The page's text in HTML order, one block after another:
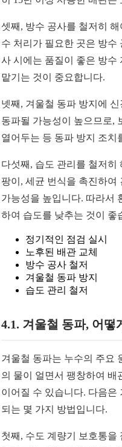
셋째, 방수 공사를 철저히
수 처리가 필요한 곳은 방수
사 시에는 품질이 좋은 방수
맡기는 것이 중요합니다.
넷째, 겨울철 동파 방지에
동파될 가능성이 높으므로,
열어두는 등 동파 방지 조치
다섯째, 습도 관리를 철저히
팡이, 세균 번식을 촉진하여
가능성을 높입니다. 따라서
하여 습도를 낮추는 것이 좋
정기적인 점검 실시
노후된 배관 교체
방수 공사 철저
겨울철 동파 방지
습도 관리 철저
4.1. 겨울철 동파, 어떻
겨울철 동파는 누수의 주요
의 물이 얼면서 팽창하여 배
이어질 수 있습니다. 다음은
되는 몇 가지 방법입니다.
첫째, 수도 계량기 보호통을